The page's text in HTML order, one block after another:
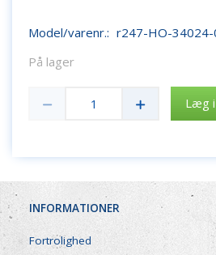
Model/varenr.: r247-HO-
På lager
Læg
INFORMATIONER
Fortrolighed